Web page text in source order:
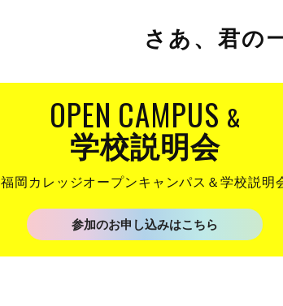
さあ、 君の
OPEN CAMPUS &
学校説明会
福岡カレッジオープンキャンパス ＆学校説明
参加のお申し込みはこちら